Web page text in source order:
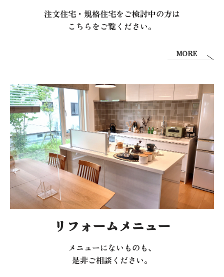
注文住宅・規格住宅をご検討中の方は
こちらをご覧ください。
MORE
リフォームメニュー
メニューにないものも、
是非ご相談ください。